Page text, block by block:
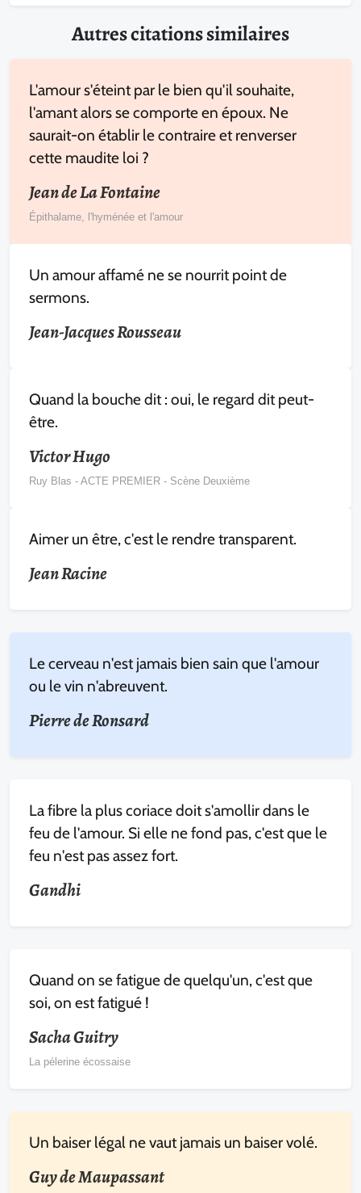
Autres citations similaires
L'amour s'éteint par le bien qu'il souhaite,
l'amant alors se comporte en époux. Ne
saurait-on établir le contraire et renverser
cette maudite loi ?
Jean de La Fontaine
Épithalame, l'hyménée et l'amour
Un amour affamé ne se nourrit point de
sermons.
Jean-Jacques Rousseau
Quand la bouche dit : oui, le regard dit peut-
être.
Victor Hugo
Ruy Blas - ACTE PREMIER - Scène Deuxième
Aimer un être, c'est le rendre transparent.
Jean Racine
Le cerveau n'est jamais bien sain que l'amour
ou le vin n'abreuvent.
Pierre de Ronsard
La fibre la plus coriace doit s'amollir dans le
feu de l'amour. Si elle ne fond pas, c'est que le
feu n'est pas assez fort.
Gandhi
Quand on se fatigue de quelqu'un, c'est que
soi, on est fatigué !
Sacha Guitry
La pélerine écossaise
Un baiser légal ne vaut jamais un baiser volé.
Guy de Maupassant